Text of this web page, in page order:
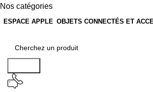
Nos catégories
ESPACE APPLE OBJETS CONNECTÉS ET